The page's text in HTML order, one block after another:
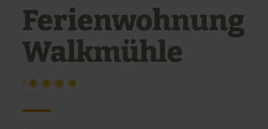
Ferienwohnung
Walkmühle
F